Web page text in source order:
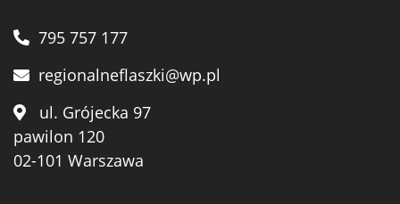
795 757 177
regionalneflaszki@wp.pl
ul. Grójecka 97
pawilon 120
02-101 Warszawa